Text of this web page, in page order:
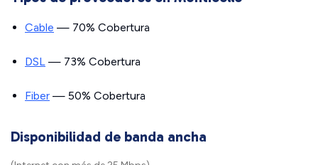
Cable — 70% Cobertura
DSL — 73% Cobertura
Fiber — 50% Cobertura
Disponibilidad de banda ancha